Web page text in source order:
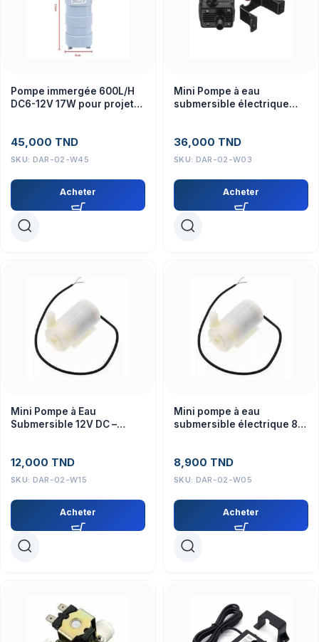
Pompe immergée 600L/H
DC6-12V 17W pour projets
45,000 TND
SKU: DAR-02-W45
Acheter
Mini Pompe à eau
submersible électrique
36,000 TND
SKU: DAR-02-W03
Acheter
Mini Pompe à Eau
Submersible 12V DC –
12,000 TND
SKU: DAR-02-W15
Acheter
Mini pompe à eau
submersible électrique 80-
8,900 TND
SKU: DAR-02-W05
Acheter